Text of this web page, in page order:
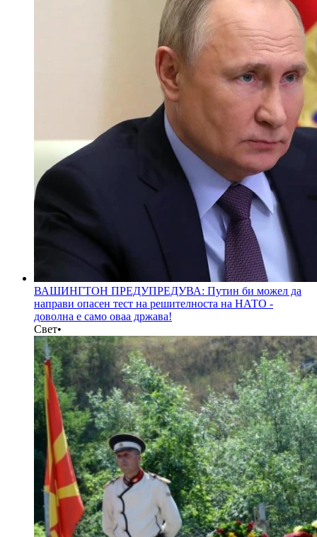
ВАШИНГТОН ПРЕДУПРЕДУВА: Путин би можел да
направи опасен тест на решителноста на НАТО -
доволна е само оваа држава!
Свет•